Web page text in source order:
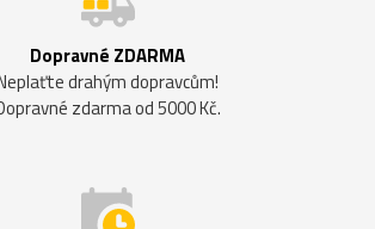
Dopravné ZDARMA
drahým dopravcům!
zdarma od 5000 Kč.